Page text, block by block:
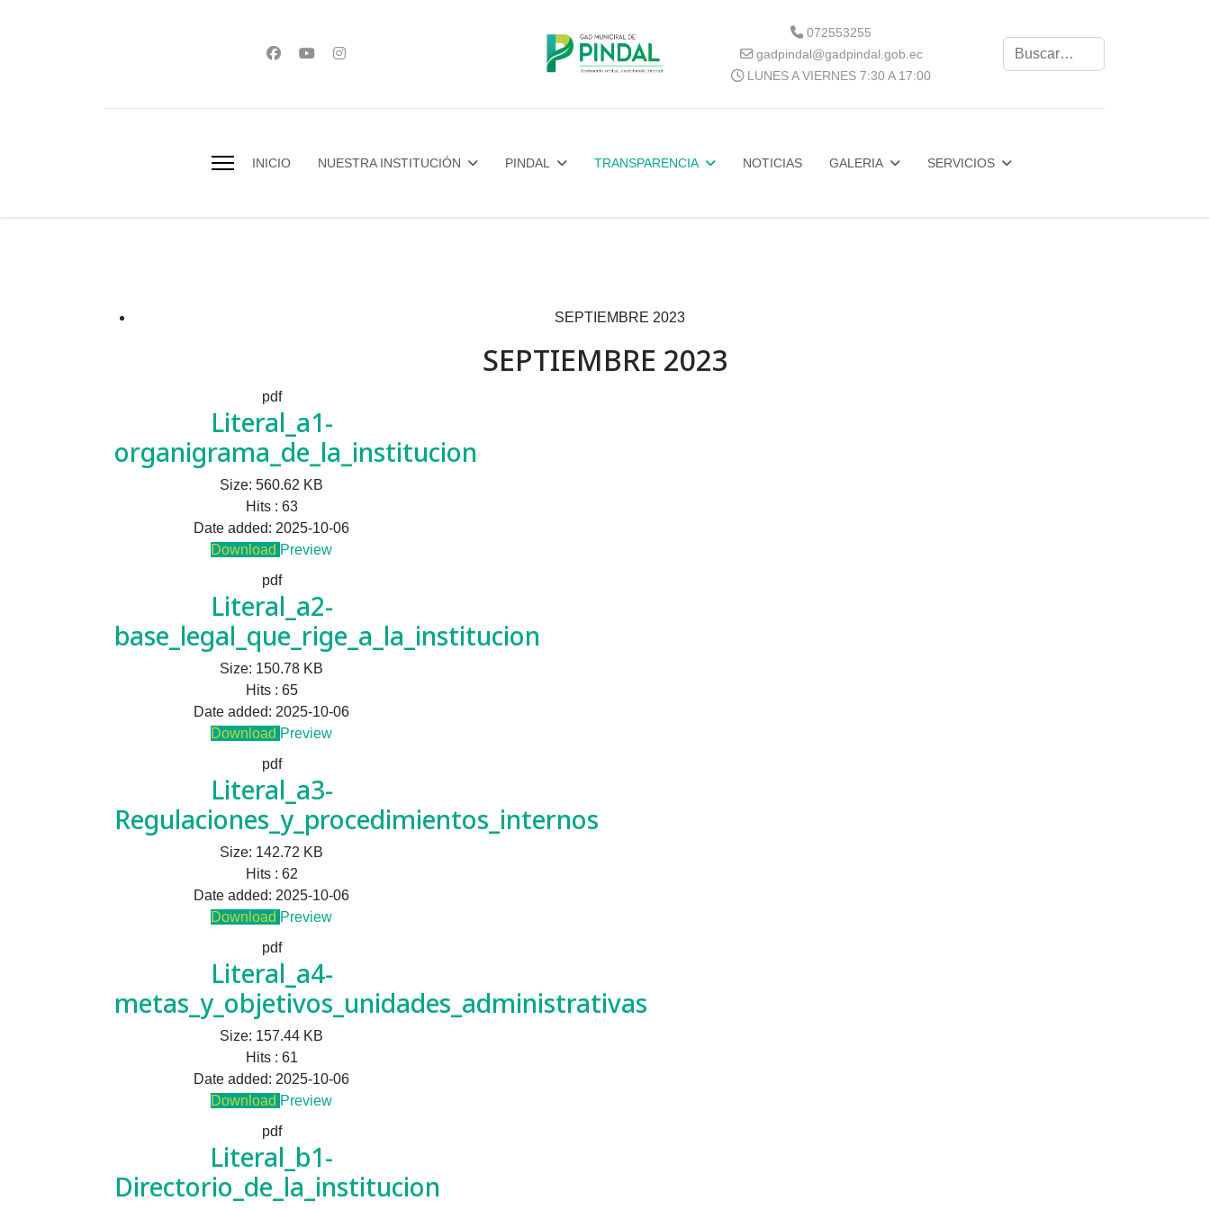
072553255
gadpindal@gadpindal.gob.ec
LUNES A VIERNES 7:30 A 17:00
Buscar
INICIO NUESTRA INSTITUCIÓN PINDAL TRANSPARENCIA NOTICIAS GALERIA SERVICIOS
SEPTIEMBRE 2023
SEPTIEMBRE 2023
pdf
Literal_a1-
organigrama_de_la_institucion
Size:560.62 KB
Hits : 63
Date added: 2025-10-06
Download Preview
pdf
Literal_a2-
base_legal_que_rige_a_la_institucion
Size: 150.78 KB
Hits : 65
Date added: 2025-10-06
Download Preview
pdf
Literal_a3-
Regulaciones_y_procedimientos_internos
Size: 142.72 KB
Hits : 62
Date added: 2025-10-06
Download Preview
pdf
Literal_a4-
metas_y_objetivos_unidades_administrativas
Size: 157.44 KB
Hits : 61
Date added: 2025-10-06
Download Preview
pdf
Literal_b1-
Directorio_de_la_institucion